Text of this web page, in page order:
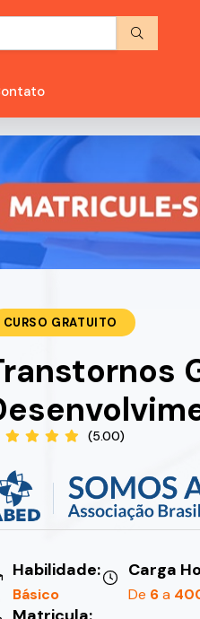
CURSO GRATUITO
(5.00)
Habilidade:
Básico
Carga
De 6a